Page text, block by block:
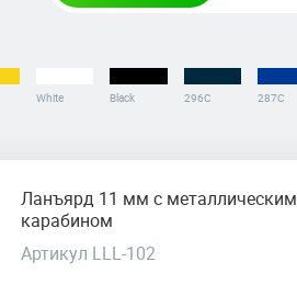
White Black 296С 287С
Ланъярд 11 мм с металлическим
карабином
Артикул LLL-102